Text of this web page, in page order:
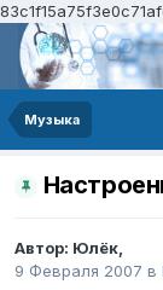
Музыка
Автор: Юлёк,
9 Февраля 2007 в